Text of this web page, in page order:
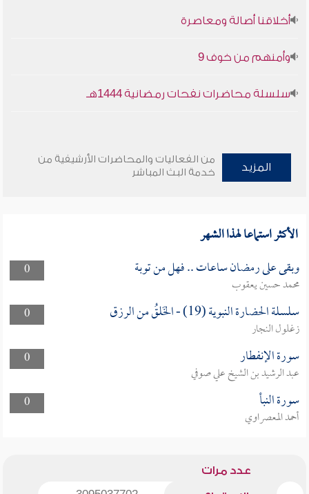
أخلاقنا أصالة ومعاصرة
وأمنهم من خوف 9
سلسلة محاضرات نفحات رمضانية 1444هـ
المزيد
من الفعاليات والمحاضرات الأرشيفية من
خدمة البث المباشر
الأكثر استماعا لهذا الشهر
0 وبقى على رمضان ساعات .. فهل من توبة
محمد حسين يعقوب
0
سلسلة الحضارة النبوية (19) - الخَلقُ من الرزق
زغلول النجار
0
سورة الإنفطار
عبد الرشيد بن الشيخ علي صوفي
0
سورة النبأ
أحمد المعصراوي
عدد مرات